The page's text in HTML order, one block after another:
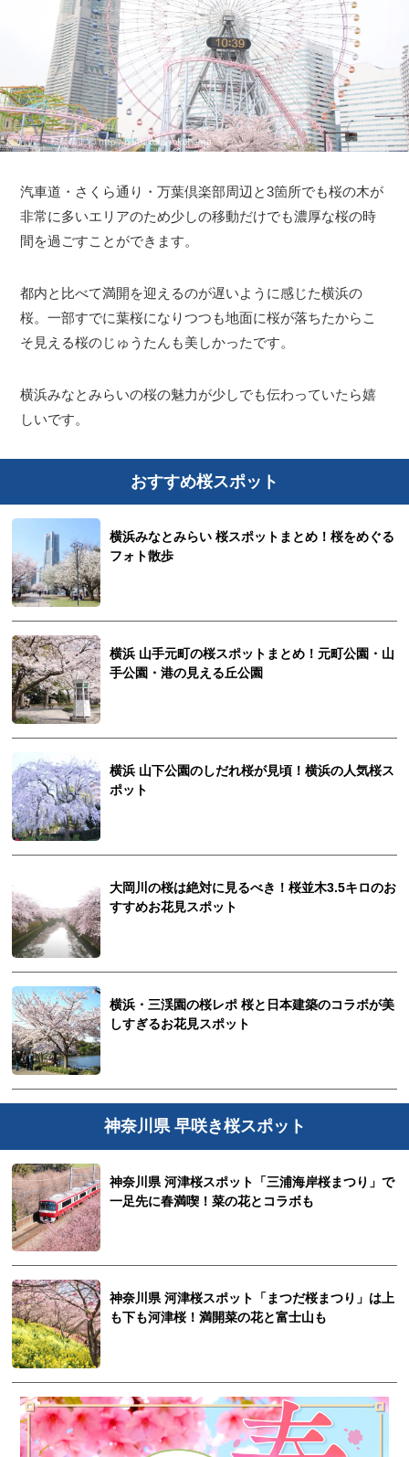
汽車道・さくら通り・万葉倶楽部周辺と3箇所でも桜の木が
非常に多いエリアのため少しの移動だけでも濃厚な桜の時
間を過ごすことができます。
都内と比べて満開を迎えるのが遅いように感じた横浜の
桜。一部すでに葉桜になりつつも地面に桜が落ちたからこ
そ見える桜のじゅうたんも美しかったです。
横浜みなとみらいの桜の魅力が少しでも伝わっていたら嬉
しいです。
おすすめ桜スポット
横浜みなとみらい 桜スポットまとめ！桜をめぐる
フォト散歩
横浜 山手元町の桜スポットまとめ！元町公園・山
手公園・港の見える丘公園
横浜 山下公園のしだれ桜が見頃！横浜の人気桜ス
ポット
大岡川の桜は絶対に見るべき！桜並木3.5キロのお
すすめお花見スポット
横浜・三渓園の桜レポ 桜と日本建築のコラボが美
しすぎるお花見スポット
神奈川県 早咲き桜スポット
神奈川県 河津桜スポット「三浦海岸桜まつり」で
一足先に春満喫！菜の花とコラボも
神奈川県 河津桜スポット「まつだ桜まつり」は上
も下も河津桜！満開菜の花と富士山も
観光ガイド
ランキング
ブログ記事
サイトについて